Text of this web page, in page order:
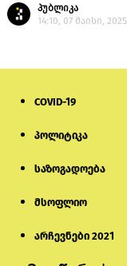
პუბლიკა
14:10, 07 მაისი, 2025
COVID-19
პოლიტიკა
საზოგადოება
მსოფლიო
არჩევნები 2021